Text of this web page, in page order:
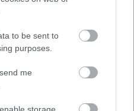
to be sent to
purposes.
me
storage
από
καύσιμο